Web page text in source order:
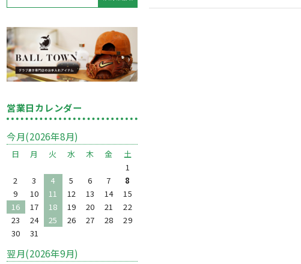
営業日カレンダー
今月(2026年8月)
日 月 火 水 木 金
土
1
2
3 4 5 6 7
8
9
10 11 12 13 14
15
16
17 18 19 20 21
22
23
24 25 26 27 28
29
30
31
翌月(2026年9月)